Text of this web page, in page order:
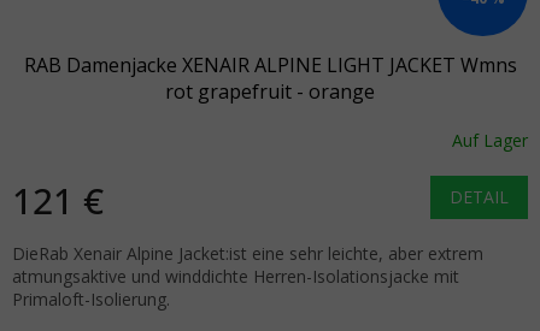
RAB Damenjacke XENAIR ALPINE LIGHT JACKET Wmns
rot grapefruit - orange
Auf Lager
121 € DETAIL
DieRab Xenair Alpine Jacket:ist eine sehr leichte, aber extrem
atmungsaktive und winddichte Herren-Isolationsjacke mit
Primaloft-Isolierung.